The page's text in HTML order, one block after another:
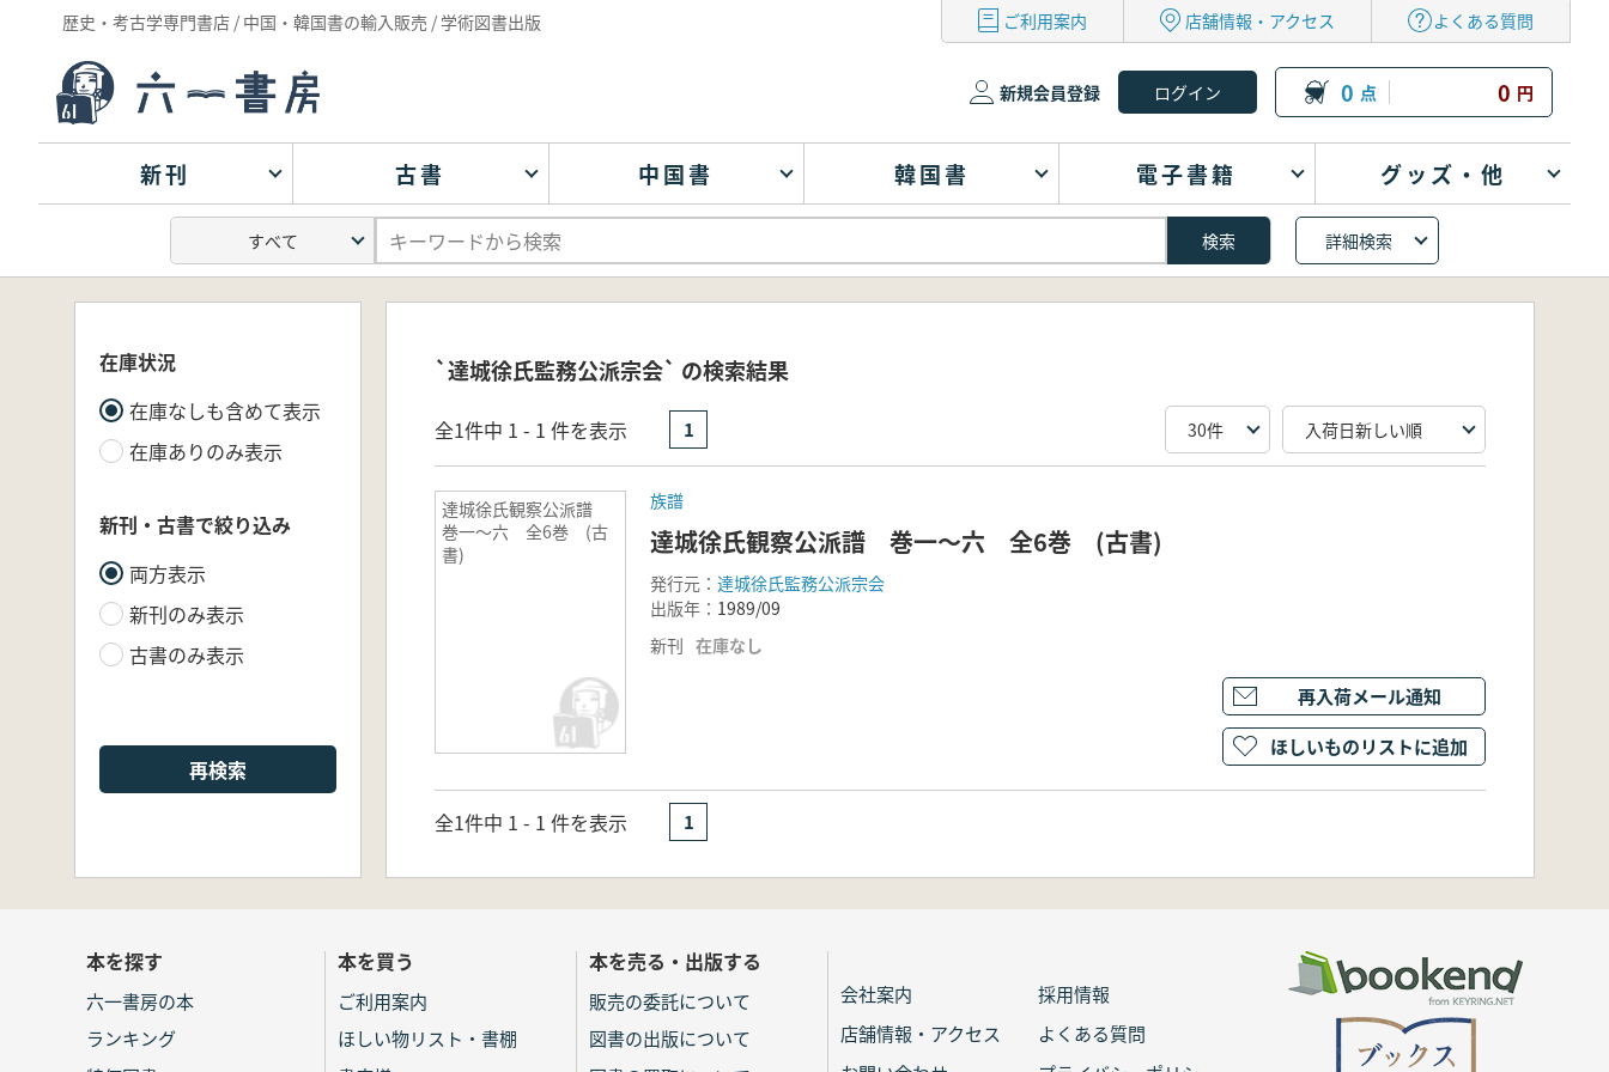
歴史・考古学専門書店 / 中国・韓国書の輸入販売 / 学術図書出版 ご利用案内 店舗情報・アクセス よくある質問
新規会員登録 0 点 0 円
新刊 古書 中国書 韓国書 電子書籍 グッズ・他
詳細検索
在庫状況
在庫なしも含めて表示
在庫ありのみ表示
新刊・古書で絞り込み
両方表示
新刊のみ表示
古書のみ表示
再検索
`達城徐氏監務公派宗会` の検索結果
全1件中 1 - 1 件を表示 1
達城徐氏観察公派譜
巻一～六 全6巻 (古
書)
族譜
達城徐氏観察公派譜 巻一～六 全6巻 (古書)
発行元： 達城徐氏監務公派宗会
出版年： 1989/09
新刊 在庫なし
再入荷メール通知
ほしいものリストに追加
全1件中 1 - 1 件を表示 1
本を探す
六一書房の本
ランキング
本を買う
ご利用案内
ほしい物リスト・書棚
本を売る・出版する
販売の委託について
図書の出版について
会社案内
採用情報
店舗情報・アクセス
よくある質問